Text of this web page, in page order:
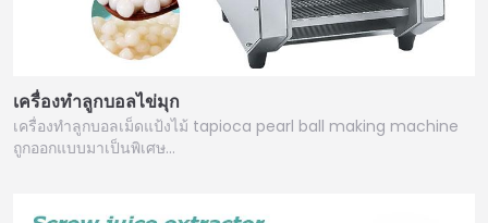
เครื่องทำลูกบอลไข่มุก
เครื่องทำลูกบอลเม็ดแป้งไม้ tapioca pearl ball making machine
ถูกออกแบบมาเป็นพิเศษ…